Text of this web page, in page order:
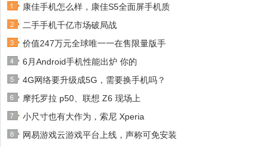
康佳手机怎么样，康佳S5全面屏手机质
二手手机千亿市场破局战
价值247万元全球唯一一在售限量版手
6月Android手机性能出炉 你的
4G网络要升级成5G，需要换手机吗？
摩托罗拉 p50、联想 Z6 现场上
小尺寸也有大作为，索尼 Xperia
网易游戏云游戏平台上线，声称可免安装